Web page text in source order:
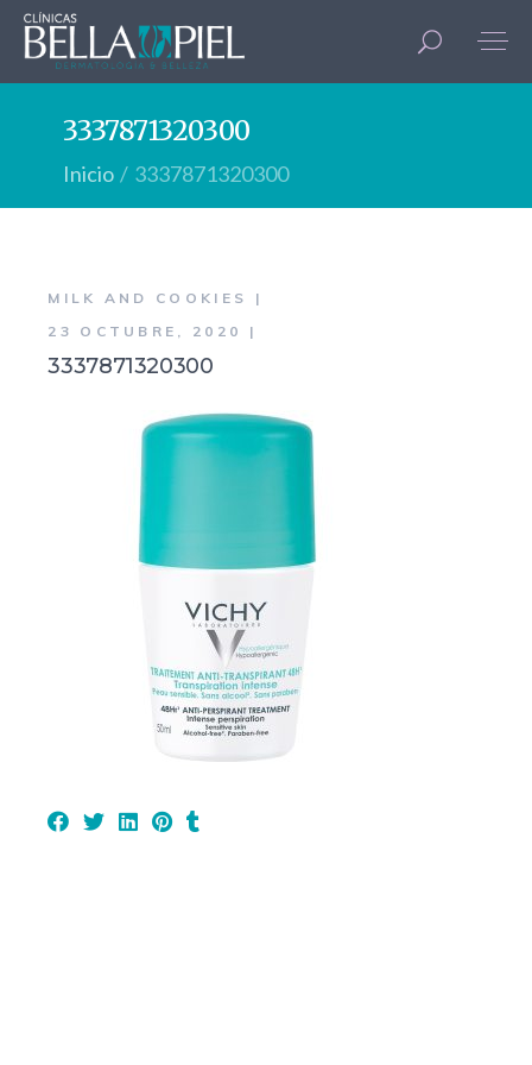
3337871320300
Inicio 3337871320300
MILK AND COOKIES
23 OCTUBRE, 2020
3337871320300